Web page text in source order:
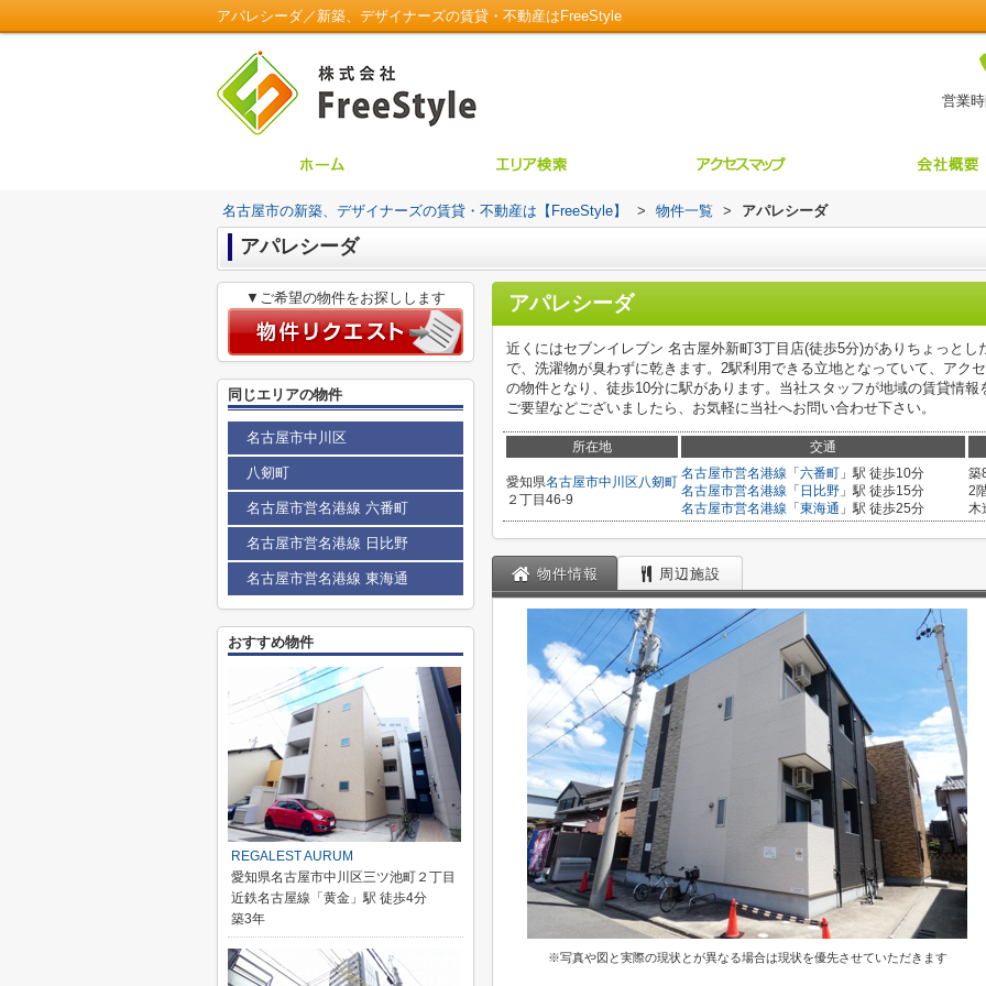
アパレシーダ／新築、デザイナーズの賃貸・不動産はFreeStyle
営業
名古屋市の新築、デザイナーズの賃貸・不動産は【FreeStyle】 > 物件一覧 > アパレシーダ
アパレシーダ
アパレシーダ
近くにはセブンイレブン 名古屋外新町3丁目店(徒歩5分)がありちょっと
で、洗濯物が臭わずに乾きます。2駅利用できる立地となっていて、アク
の物件となり、徒歩10分に駅があります。当社スタッフが地域の賃貸情
ご要望などございましたら、お気軽に当社へお問い合わせ下さい。
所在地 交通
愛知県名古屋市中川区八剱町
２丁目46-9
名古屋市営名港線 「 六番町 」駅 徒歩10分
名古屋市営名港線 「 日比野 」駅 徒歩15分
名古屋市営名港線 「 東海通 」駅 徒歩25分
築
2
木
物件情報 周辺施設
※写真や図と実際の現状とが異なる場合は現状を優先させていただきます
▼ご希望の物件をお探しします
同じエリアの物件
名古屋市中川区
八剱町
名古屋市営名港線 六番町
名古屋市営名港線 日比野
名古屋市営名港線 東海通
おすすめ物件
REGALEST AURUM
愛知県名古屋市中川区三ツ池町２丁目
近鉄名古屋線「黄金」駅 徒歩4分
築3年